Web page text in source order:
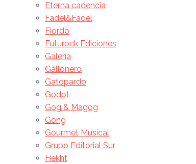
Eterna cadencia
Fadel&Fadel
Fiordo
Futurock Ediciones
Galería
Gallonero
Gatopardo
Godot
Gog & Magog
Gong
Gourmet Musical
Grupo Editorial Sur
Hekht